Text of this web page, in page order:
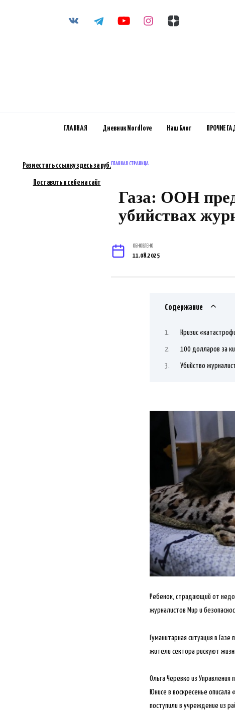
ГЛАВНАЯ Дневник Nordlove Наш Блог ПРОЧИЕ
ГЛАВНАЯ СТРАНИЦА
Газа: ООН
убийствах
ОБНОВЛЕНО
11.08.2025
Содержание
Кризис
100 долларов за
Убийство
Ребенок, страдающий от
журналистов Мир и
Гуманитарная ситуация в
жители сектора рискуют
Ольга Черевко из Управления
Юнисе в воскресенье
поступили в учреждение из
Разместить ссылку здесь за руб.
Поставить к себе на сайт